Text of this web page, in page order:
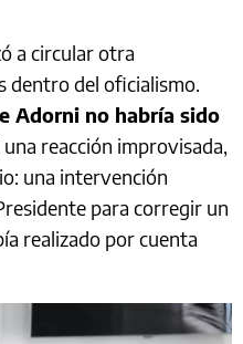
a circular otra
dentro del oficialismo.
Adorni no habría sido
una reacción improvisada,
una intervención
para corregir un
realizado por cuenta